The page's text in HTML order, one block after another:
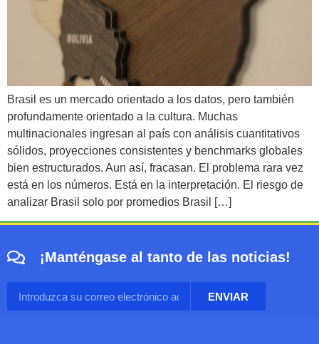
Brasil es un mercado orientado a los datos, pero también
profundamente orientado a la cultura. Muchas
multinacionales ingresan al país con análisis cuantitativos
sólidos, proyecciones consistentes y benchmarks globales
bien estructurados. Aun así, fracasan. El problema rara vez
está en los números. Está en la interpretación. El riesgo de
analizar Brasil solo por promedios Brasil […]
¡Manténgase al tanto de las noticias!
ENVIAR